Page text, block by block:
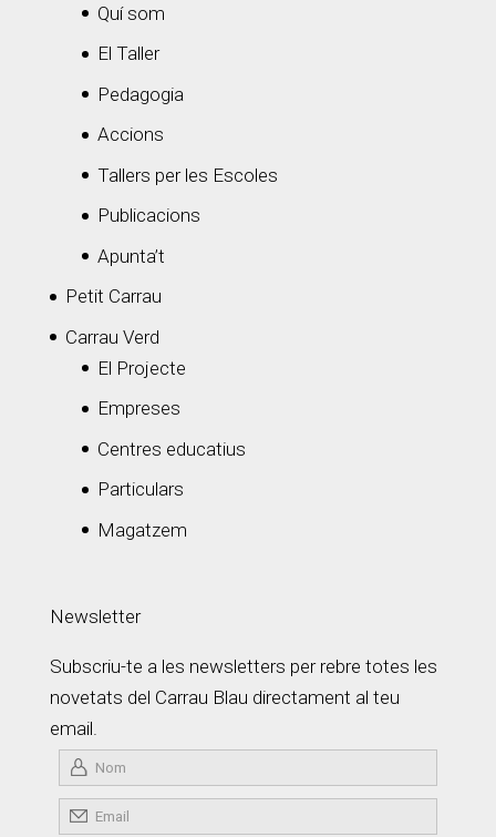
Quí som
El Taller
Pedagogia
Accions
Tallers per les Escoles
Publicacions
Apunta’t
Petit Carrau
Carrau Verd
El Projecte
Empreses
Centres educatius
Particulars
Magatzem
Newsletter
Subscriu-te a les newsletters per rebre totes les
novetats del Carrau Blau directament al teu
email.